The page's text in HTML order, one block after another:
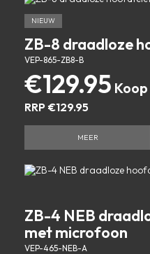
NIEUW
ZB-8 draadloze
VEP-865-ZB8-B
€129.95
RRP €129.95
MEER
ZB-4 NEB
met microfoon
VEP-465-NEB-A